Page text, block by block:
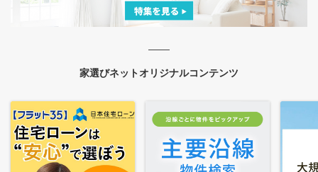
家選びネットオリジナルコンテンツ